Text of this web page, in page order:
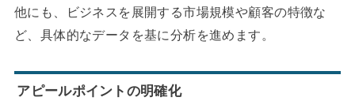
他にも、ビジネスを展開する市場規模や顧客の特徴な
ど、具体的なデータを基に分析を進めます。
アピールポイントの明確化